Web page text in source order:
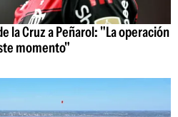
la Cruz a Peñarol: "La operación
momento"